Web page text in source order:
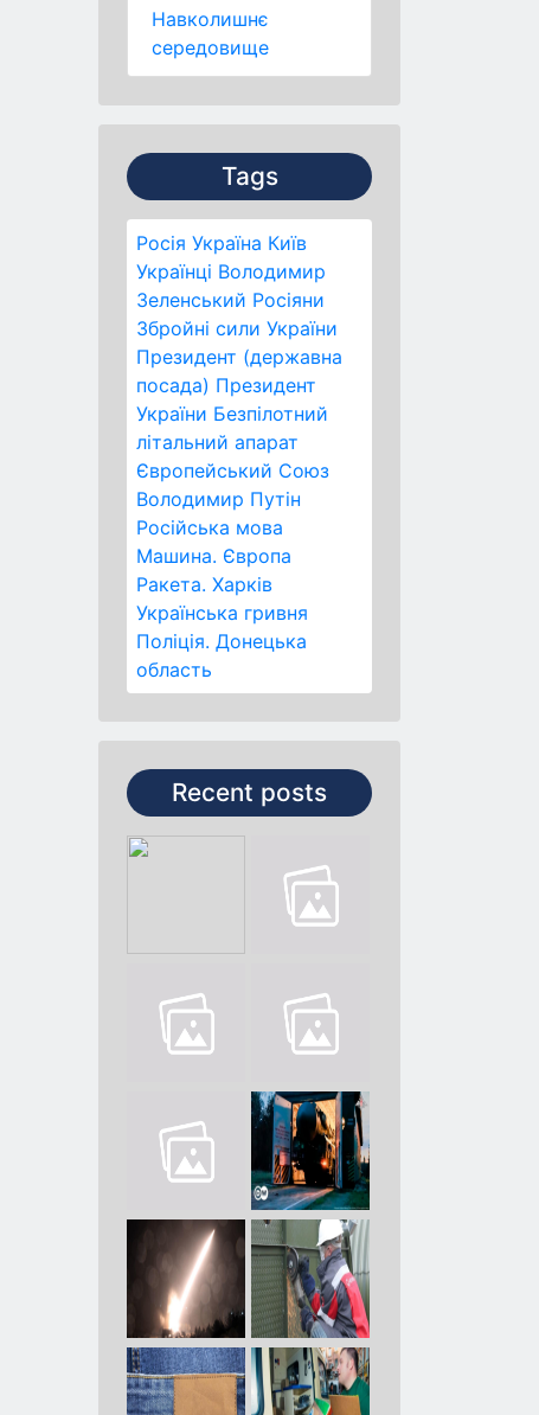
Навколишнє
середовище
Tags
Росія Україна Київ
Українці Володимир
Зеленський Росіяни
Збройні сили України
Президент (державна
посада) Президент
України Безпілотний
літальний апарат
Європейський Союз
Володимир Путін
Російська мова
Машина. Європа
Ракета. Харків
Українська гривня
Поліція. Донецька
область
Recent posts